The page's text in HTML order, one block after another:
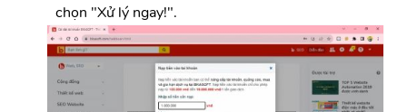
chọn "Xử lý ngay!".